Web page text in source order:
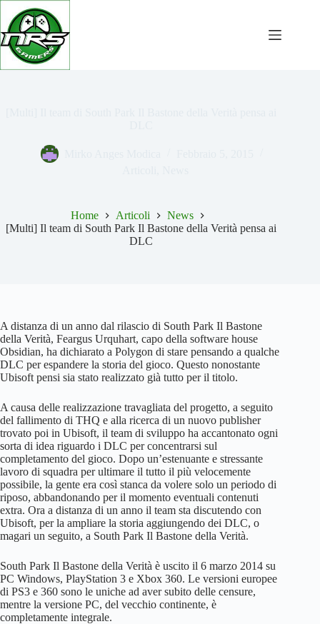
Salta
contenuto
Home Articoli
News
[Multi] Il team di South Park Il Bastone della Verità pensa ai
DLC
A distanza di un anno dal rilascio di South Park Il Bastone
della Verità, Feargus Urquhart, capo della software house
Obsidian, ha dichiarato a Polygon di stare pensando a qualche
DLC per espandere la storia del gioco. Questo nonostante
Ubisoft pensi sia stato realizzato già tutto per il titolo.
A causa delle realizzazione travagliata del progetto, a seguito
del fallimento di THQ e alla ricerca di un nuovo publisher
trovato poi in Ubisoft, il team di sviluppo ha accantonato ogni
sorta di idea riguardo i DLC per concentrarsi sul
completamento del gioco. Dopo un’estenuante e stressante
lavoro di squadra per ultimare il tutto il più velocemente
possibile, la gente era così stanca da volere solo un periodo di
riposo, abbandonando per il momento eventuali contenuti
extra. Ora a distanza di un anno il team sta discutendo con
Ubisoft, per la ampliare la storia aggiungendo dei DLC, o
magari un seguito, a South Park Il Bastone della Verità.
South Park Il Bastone della Verità è uscito il 6 marzo 2014 su
PC Windows, PlayStation 3 e Xbox 360. Le versioni europee
di PS3 e 360 sono le uniche ad aver subito delle censure,
mentre la versione PC, del vecchio continente, è
completamente integrale.